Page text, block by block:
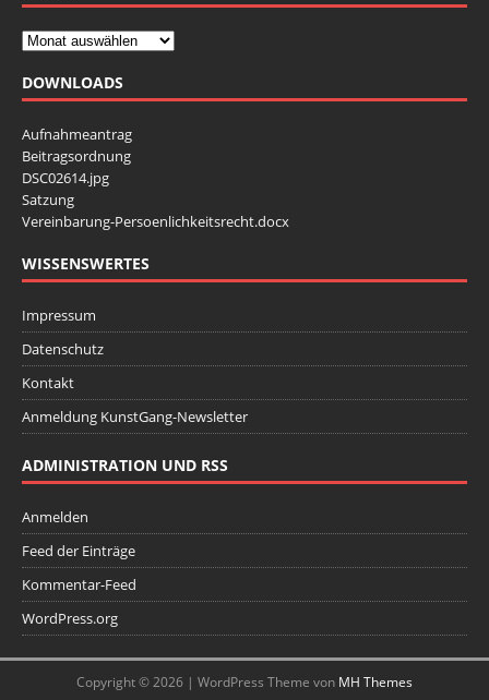
DOWNLOADS
Aufnahmeantrag
Beitragsordnung
DSC02614.jpg
Satzung
Vereinbarung-Persoenlichkeitsrecht.docx
WISSENSWERTES
Impressum
Datenschutz
Kontakt
Anmeldung KunstGang-Newsletter
ADMINISTRATION UND RSS
Anmelden
Feed der Einträge
Kommentar-Feed
WordPress.org
Copyright © 2026 | WordPress Theme von MH Themes